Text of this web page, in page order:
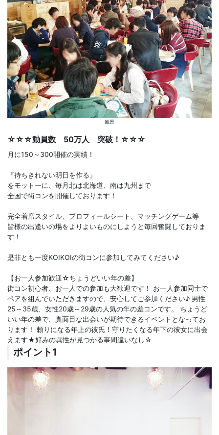
風景
☆☆☆動員数 50万人 突破！☆☆☆
月に150～300開催の実績！
『待ちきれない明日を作る』
をモットーに、毎月北は北海道、南は九州まで
全国で街コンを開催しております！
完全着席スタイル、プロフィールシート、マッチングゲーム等
皆様の出逢いの場をよりよいものにしようと毎回奮闘しておりま
す！
是非とも一度KOIKOIの街コンに参加してみてください♪
【お一人参加歓迎☆ちょうどいい年の差】
街コン初心者、お一人での参加も大歓迎です！ お一人参加同士で
ペアを組んでいただきますので、安心してご参加ください♪ 男性
25～35歳、女性20歳～29歳の人気の年の差コンです。 ちょうど
いい年の差で、真面目な出会いが期待できるイベントとなってお
ります！ 頼りになる年上の彼氏！守りたくなる年下の彼女に出会
えます★好みの異性が見つかる事間違いなし☆
ポイント1